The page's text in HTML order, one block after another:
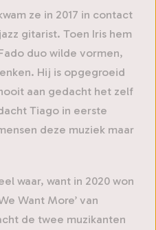
ze in 2017 in contact
gitarist. Toen Iris hem
duo wilde vormen,
Hij is opgegroeid
aan gedacht het zelf
Tiago in eerste
deze muziek maar
waar, want in 2020 won
Want More’ van
de twee muzikanten